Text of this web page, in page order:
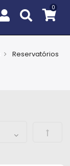
Reservatórios